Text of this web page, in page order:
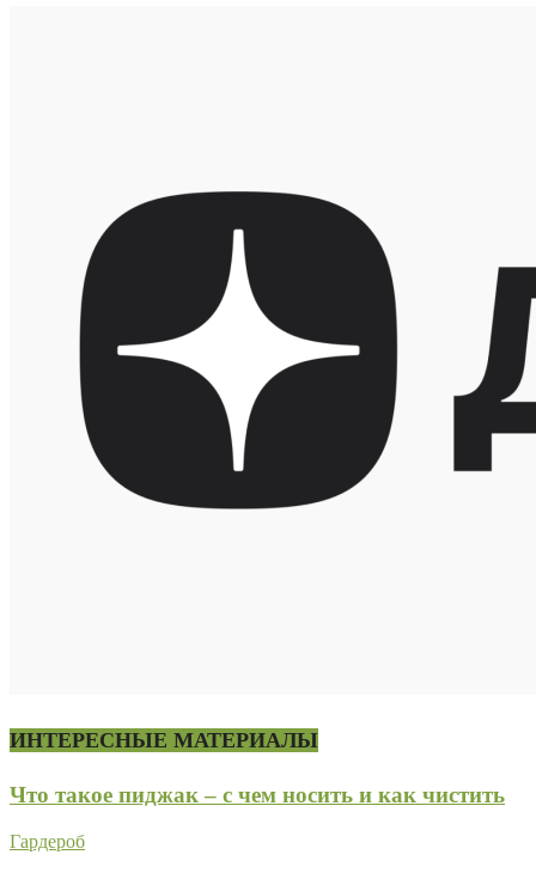
ИНТЕРЕСНЫЕ МАТЕРИАЛЫ
Что такое пиджак – с чем носить и как чистить
Гардероб